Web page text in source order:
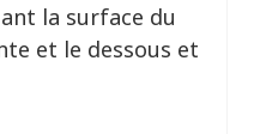
la surface du
et le dessous et